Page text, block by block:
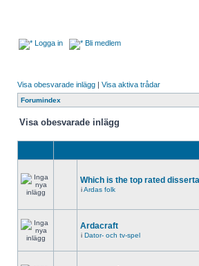
Logga in Bli medlem
Visa obesvarade inlägg | Visa aktiva trådar
Forumindex
Visa obesvarade inlägg
Which is the top rated
iArdas folk
Ardacraft
i Dator- och tv-spel